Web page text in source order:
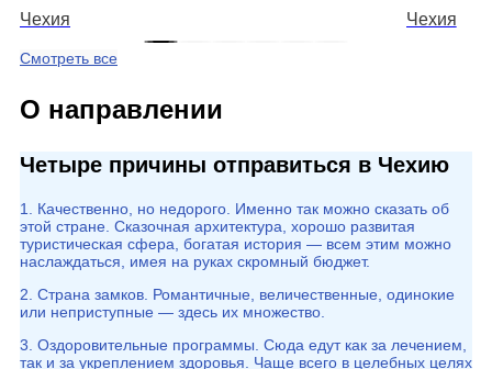
Чехия Чехия
Смотреть все
О направлении
Четыре причины отправиться в Чехию
1. Качественно, но недорого. Именно так можно сказать об
этой стране. Сказочная архитектура, хорошо развитая
туристическая сфера, богатая история — всем этим можно
наслаждаться, имея на руках скромный бюджет.
2. Страна замков. Романтичные, величественные, одинокие
или неприступные — здесь их множество.
3. Оздоровительные программы. Сюда едут как за лечением,
так и за укреплением здоровья. Чаще всего в целебных целях